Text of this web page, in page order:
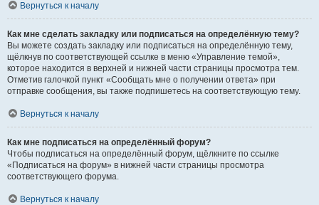
Вернуться к началу
Как мне сделать закладку или подписаться на определённую тему?
Вы можете создать закладку или подписаться на определённую тему,
щёлкнув по соответствующей ссылке в меню «Управление темой»,
которое находится в верхней и нижней части страницы просмотра тем.
Отметив галочкой пункт «Сообщать мне о получении ответа» при
отправке сообщения, вы также подпишетесь на соответствующую тему.
Вернуться к началу
Как мне подписаться на определённый форум?
Чтобы подписаться на определённый форум, щёлкните по ссылке
«Подписаться на форум» в нижней части страницы просмотра
соответствующего форума.
Вернуться к началу